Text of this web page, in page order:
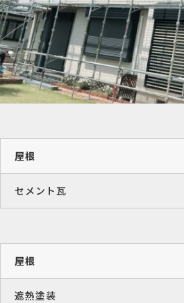
屋根
セメント瓦
屋根
遮熱塗装